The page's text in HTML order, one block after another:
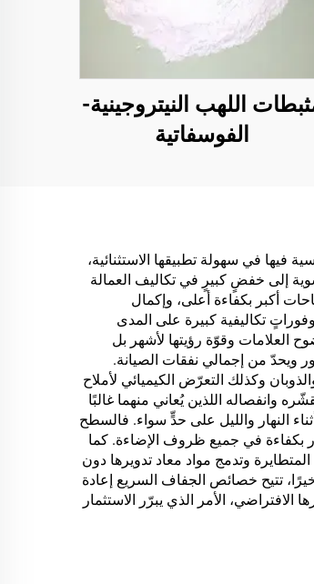
اللهب النيتروجينية-
الفوسفاتية
فيها في سهولة تطبيقها الاستثنائية،
إلى خفضٍ كبيرٍ في تكاليف العمالة
أكبر بكفاءة أعلى، وإكمال
تكاليفية كبيرة على المدى
العلامات وقوّة رؤيتها لأشهر بل
ويحدّ من إجمالي نفقات الصيانة.
وكذلك التعرّض الكيميائي لأملاح
وانفصاله اللذين يُعاني منهما غالبًا
النهار والليل على حدٍّ سواء. فالسطح
بكفاءة في جميع ظروف الإضاءة. كما
وتدمج مواد معاد تدويرها دون
تتيح خصائص الجفاف السريع إعادة
الأمر الذي يبرّر الاستثمار